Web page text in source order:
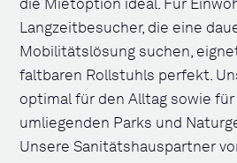
die Mietoption ideal. Für
Langzeitbesucher, die eine
Mobilitätslösung suchen,
faltbaren Rollstuhls perfekt.
optimal für den Alltag sowie
umliegenden Parks und
Unsere Sanitätshauspartner